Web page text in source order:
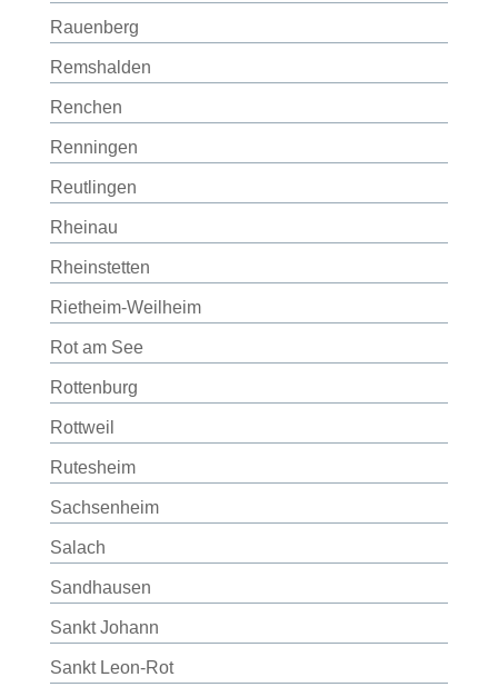
Rauenberg
Remshalden
Renchen
Renningen
Reutlingen
Rheinau
Rheinstetten
Rietheim-Weilheim
Rot am See
Rottenburg
Rottweil
Rutesheim
Sachsenheim
Salach
Sandhausen
Sankt Johann
Sankt Leon-Rot